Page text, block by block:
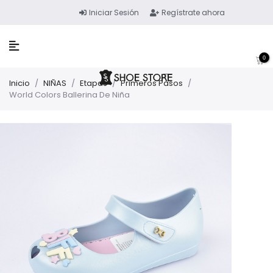
Iniciar Sesión Regístrate ahora
0
Inicio / NIÑAS / Etapas / Primeros Pasos /
World Colors Ballerina De Niña